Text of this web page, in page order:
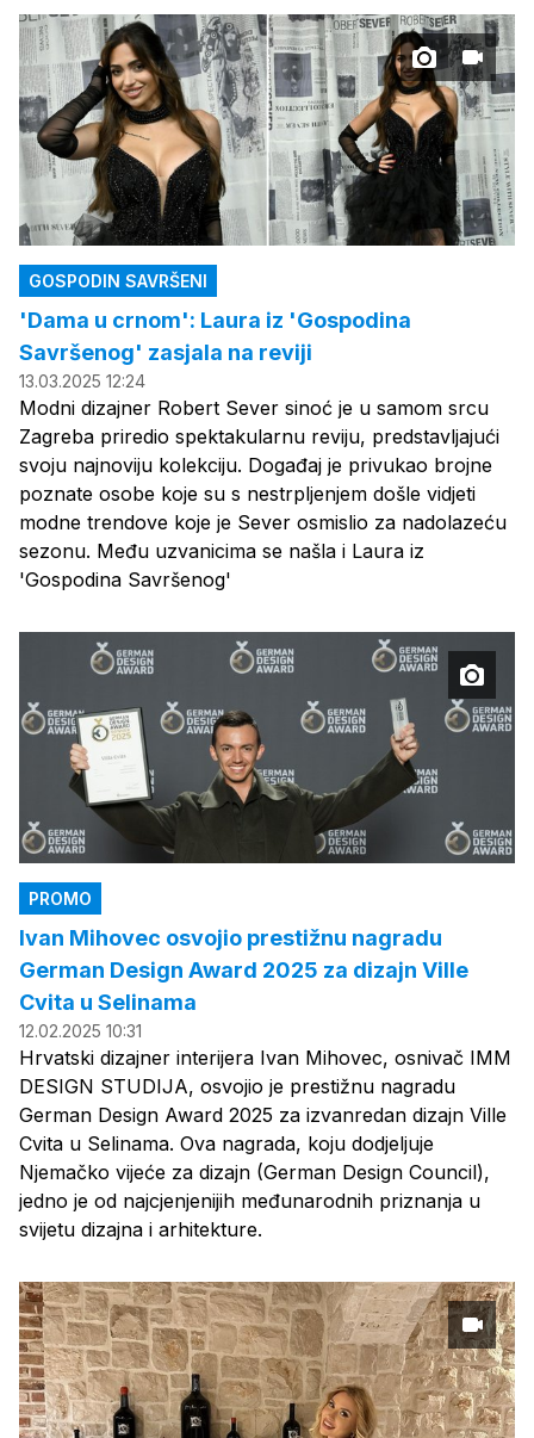
GOSPODIN SAVRŠENI
'Dama u crnom': Laura iz 'Gospodina
Savršenog' zasjala na reviji
13.03.2025 12:24
Modni dizajner Robert Sever sinoć je u samom srcu
Zagreba priredio spektakularnu reviju, predstavljajući
svoju najnoviju kolekciju. Događaj je privukao brojne
poznate osobe koje su s nestrpljenjem došle vidjeti
modne trendove koje je Sever osmislio za nadolazeću
sezonu. Među uzvanicima se našla i Laura iz
'Gospodina Savršenog'
PROMO
Ivan Mihovec osvojio prestižnu nagradu
German Design Award 2025 za dizajn Ville
Cvita u Selinama
12.02.2025 10:31
Hrvatski dizajner interijera Ivan Mihovec, osnivač IMM
DESIGN STUDIJA, osvojio je prestižnu nagradu
German Design Award 2025 za izvanredan dizajn Ville
Cvita u Selinama. Ova nagrada, koju dodjeljuje
Njemačko vijeće za dizajn (German Design Council),
jedno je od najcjenjenijih međunarodnih priznanja u
svijetu dizajna i arhitekture.